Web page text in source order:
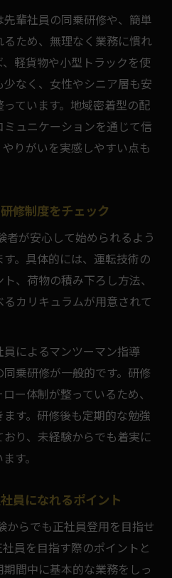
輩社員の同乗研修や、簡単
ため、無理なく業務に慣れ
軽貨物や小型トラックを使
なく、女性やシニア層も安
ています。地域密着型の配
ュニケーションを通じて信
りがいを実感しやすい点も
修制度をチェック
者が安心して始められるよう
。具体的には、運転技術の
、荷物の積み下ろし方法、
カリキュラムが用意されて
によるマンツーマン指導
乗研修が一般的です。研修
ー体制が整っているため、
す。研修後も定期的な勉強
り、未経験からでも着実に
す。
員になれるポイント
からでも正社員登用を目指せ
員を目指す際のポイントと
間中に基本的な業務をしっ